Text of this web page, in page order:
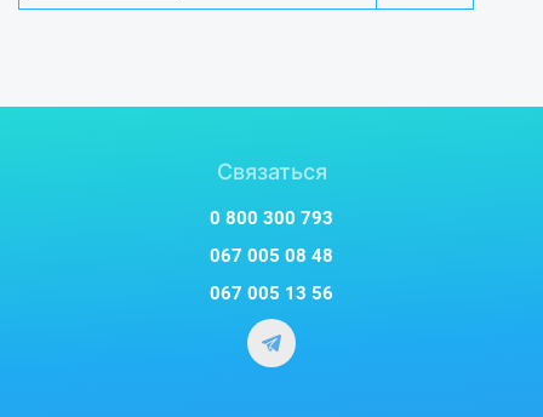
Связаться
0 800 300 793
067 005 08 48
067 005 13 56